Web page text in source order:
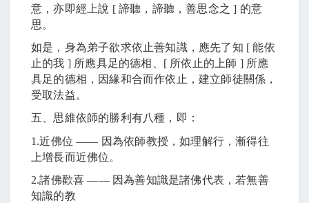
意，亦即經上說 [諦聽，諦聽，善思念之 ] 的意
思。
如是，身為弟子欲求依止善知識，應先了知 [能依
止的我 ] 所應具足的德相、 [ 所依止的上師 ] 所應
具足的德相，因緣和合而作依止，建立師徒關係，
受取法益。
五、思維依師的勝利有八種，即：
1.近佛位 ―― 因為依師教授，如理解行，漸得往
上增長而近佛位。
2.諸佛歡喜 ―― 因為善知識是諸佛代表，若無善
知識的教